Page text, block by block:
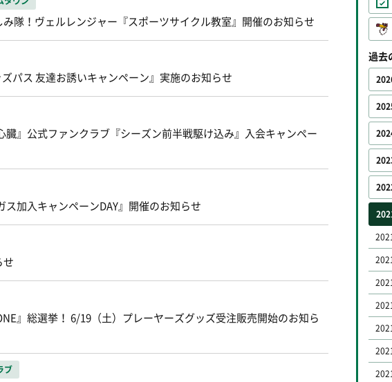
隊！ヴェルレンジャー『スポーツサイクル教室』開催のお知らせ
パス 友達お誘いキャンペーン』実施のお知らせ
』公式ファンクラブ『シーズン前半戦駆け込み』入会キャンペー
加入キャンペーンDAY』開催のお知らせ
せ
』総選挙！ 6/19（土）プレーヤーズグッズ受注販売開始のお知ら
ブ
過去